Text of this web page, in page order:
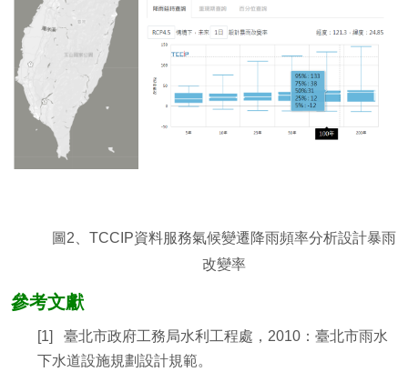
圖2、TCCIP資料服務氣候變遷降雨頻率分析設計暴雨
改變率
參考文獻
[1] 臺北市政府工務局水利工程處，2010：臺北市雨水
下水道設施規劃設計規範。